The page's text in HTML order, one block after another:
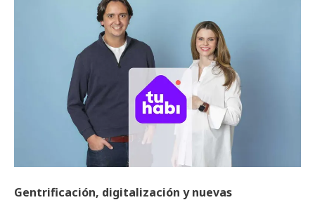
Gentrificación, digitalización y nuevas